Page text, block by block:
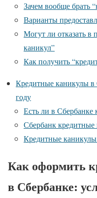
Зачем вообще брать
Варианты
Могут ли отказать в
каникул”
Как получить
Кредитные каникулы в
году
Есть ли в
Сбербанк
Кредитные
Как оформить
в Сбербанке: